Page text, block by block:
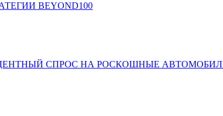
BEYOND100
СПРОС НА РОСКОШНЫЕ